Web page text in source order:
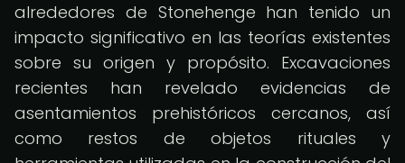
alrededores de Stonehenge han tenido un
impacto significativo en las teorías existentes
sobre su origen y propósito. Excavaciones
recientes han revelado evidencias de
asentamientos prehistóricos cercanos, así
como restos de objetos rituales y